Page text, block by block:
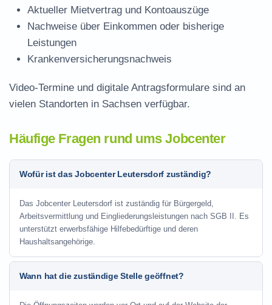
Aktueller Mietvertrag und Kontoauszüge
Nachweise über Einkommen oder bisherige
Leistungen
Krankenversicherungsnachweis
Video-Termine und digitale Antragsformulare sind an
vielen Standorten in Sachsen verfügbar.
Häufige Fragen rund ums Jobcenter
Wofür ist das Jobcenter Leutersdorf zuständig?
Das Jobcenter Leutersdorf ist zuständig für Bürgergeld,
Arbeitsvermittlung und Eingliederungsleistungen nach SGB II. Es
unterstützt erwerbsfähige Hilfebedürftige und deren
Haushaltsangehörige.
Wann hat die zuständige Stelle geöffnet?